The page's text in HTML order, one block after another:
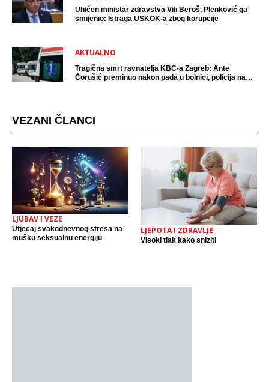
Uhićen ministar zdravstva Vili Beroš, Plenković ga
smijenio: Istraga USKOK-a zbog korupcije
AKTUALNO
Tragična smrt ravnatelja KBC-a Zagreb: Ante
Ćorušić preminuo nakon pada u bolnici, policija na
VEZANI ČLANCI
LJUBAV I VEZE
Utjecaj svakodnevnog stresa na
mušku seksualnu energiju
LJEPOTA I ZDRAVLJE
Visoki tlak kako sniziti